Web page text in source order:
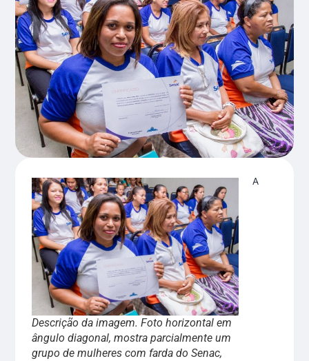
Descrição da imagem. Foto horizontal em
ângulo diagonal, mostra parcialmente um
grupo de mulheres com farda do Senac,
A